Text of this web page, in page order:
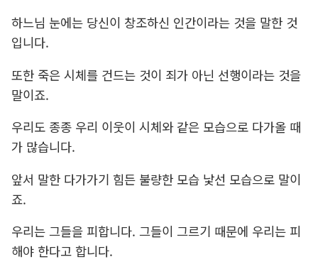
하느님 눈에는 당신이 창조하신 인간이라는 것을 말한 것
입니다.
또한 죽은 시체를 건드는 것이 죄가 아닌 선행이라는 것을
말이죠.
우리도 종종 우리 이웃이 시체와 같은 모습으로 다가올 때
가 많습니다.
앞서 말한 다가가기 힘든 불량한 모습 낯선 모습으로 말이
죠.
우리는 그들을 피합니다. 그들이 그르기 때문에 우리는 피
해야 한다고 합니다.